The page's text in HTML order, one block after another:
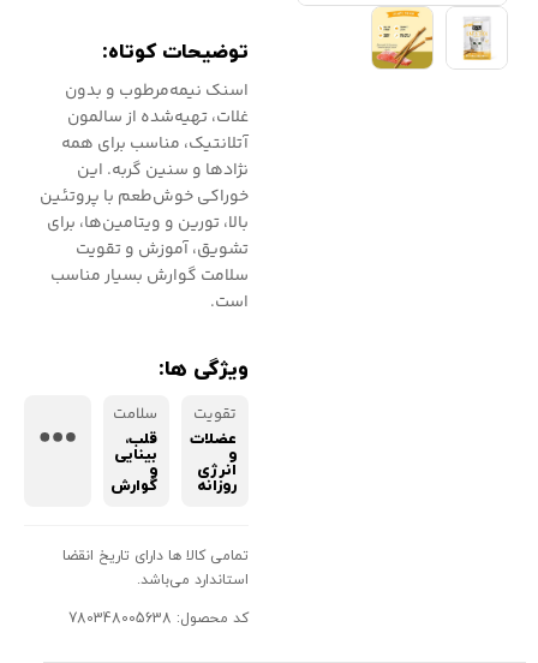
توضیحات کوتاه:
اسنک نیمه‌مرطوب و بدون
غلات، تهیه‌شده از سالمون
آتلانتیک، مناسب برای همه
نژادها و سنین گربه. این
خوراکی خوش‌طعم با پروتئین
بالا، تورین و ویتامین‌ها، برای
تشویق، آموزش و تقویت
سلامت گوارش بسیار مناسب
است.
ویژگی ها:
تقویت
عضلات
و
انرژی
روزانه
سلامت
قلب،
بینایی
و
گوارش
تمامی کالا ها دارای تاریخ انقضا
استاندارد می‌باشد.
کد محصول: 780348005638